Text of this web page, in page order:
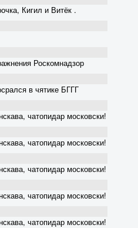
Кигил и Витёк .
Роскомнадзор
в чятике БГГГ
чатопидар московски!
чатопидар московски!
чатопидар московски!
чатопидар московски!
чатопидар московски!